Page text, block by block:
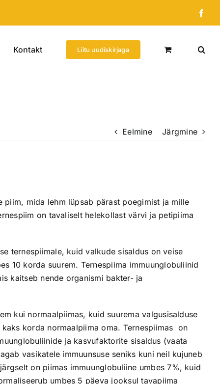
Kontakt Liitu uudiskirjaga
Eelmine Järgmine
piim, mida lehm lüpsab pärast poegimist ja mille
on tavaliselt helekollast värvi ja petipiima
ternespiimale, kuid valkude sisaldus on veise
10 korda suurem. Ternespiima immuunglobuliinid
kaitseb nende organismi bakter- ja
kui normaalpiimas, kuid suurema valgusisalduse
korda normaalpiima oma. Ternespiimas on
ja kasvufaktorite sisaldus (vaata
vasikatele immuunsuse seniks kuni neil kujuneb
on piimas immuunglobuliine umbes 7%, kuid
umbes 5 päeva jooksul tavapiima